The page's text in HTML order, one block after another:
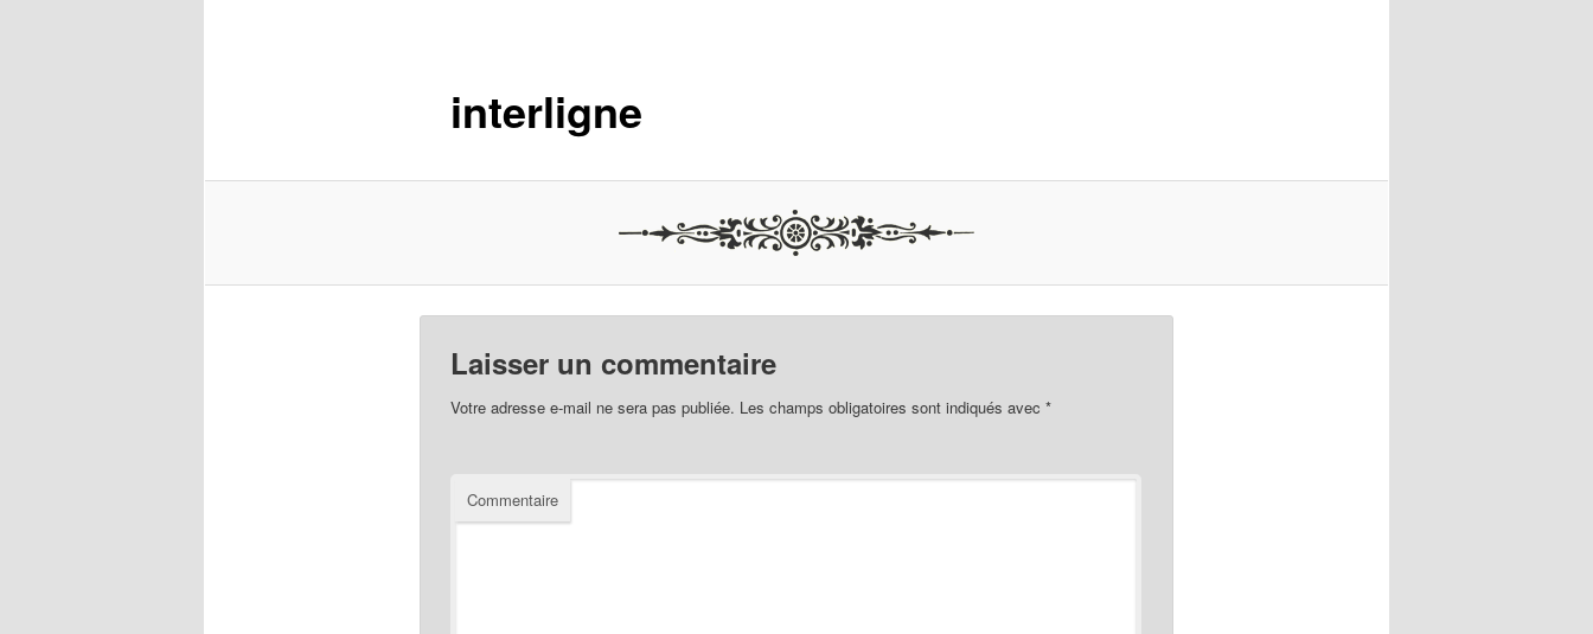
interligne
Laisser un commentaire
Votre adresse e-mail ne sera pas publiée. Les champs obligatoires sont indiqués avec *
Commentaire